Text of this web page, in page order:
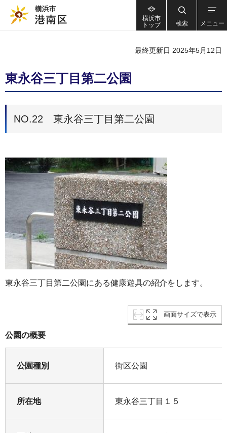
横浜市
トップ
検索 メニュー
最終更新日 2025年5月12日
東永谷三丁目第二公園
NO.22 東永谷三丁目第二公園
東永谷三丁目第二公園にある健康遊具の紹介をします。
画面サイズで表示
公園の概要
公園種別 街区公園
所在地 東永谷三丁目１５